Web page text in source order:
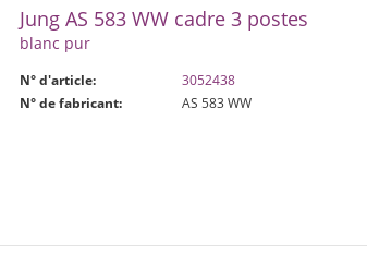
Jung AS 583 WW cadre 3 postes
blanc pur
N° d'article:
3052438
N° de fabricant:
AS 583 WW